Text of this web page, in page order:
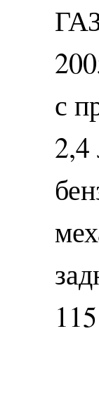
с
2,4